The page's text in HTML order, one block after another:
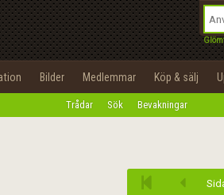
Bilder Medlemmar Köp & sälj
Trådar Sök Bevakningar
Infoga
Utför
100%
OK
nytt lösenord
Tillbaka